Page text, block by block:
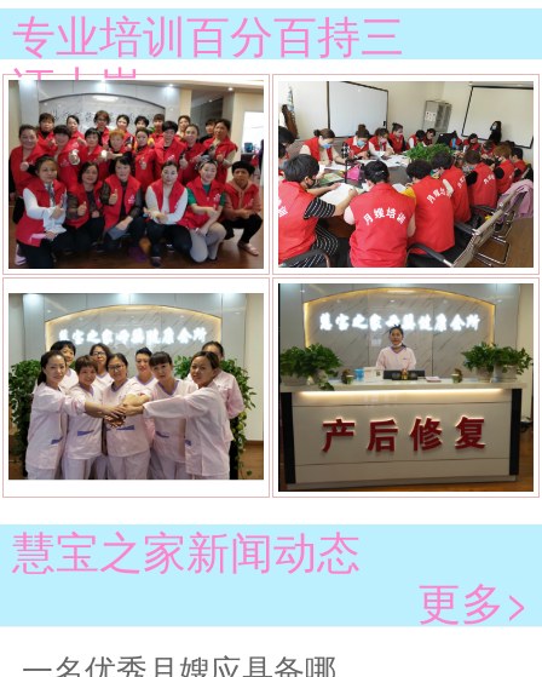
专业培训百分百持三
证上岗
慧宝之家新闻动态
更多>
一名优秀月嫂应具备哪